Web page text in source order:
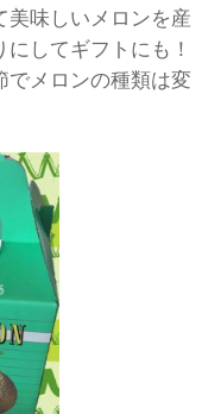
美味しいメロンを産
してギフトにも！
でメロンの種類は変